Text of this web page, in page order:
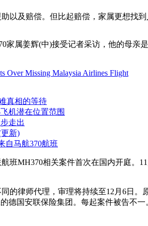
以及赔偿。但比起赔偿，家属更想找到
家属姜辉(中)接受记者采访，他的母亲
Over Missing Malaysia Airlines Flight
真相的等待
机潜在位置范围
走出
新)
自马航370航班
班MH370相关案件首次在国内开庭。
律师代理，审理将持续至12月6日。
德国安联保险集团。每起案件被告不